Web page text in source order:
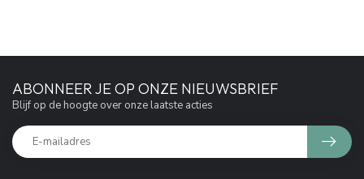
ABONNEER JE OP ONZE NIEUWSBRIEF
Blijf op de hoogte over onze laatste acties